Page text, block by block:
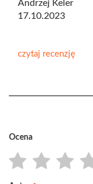
Andrzej Keler
17.10.2023
czytaj recenzję
Ocena